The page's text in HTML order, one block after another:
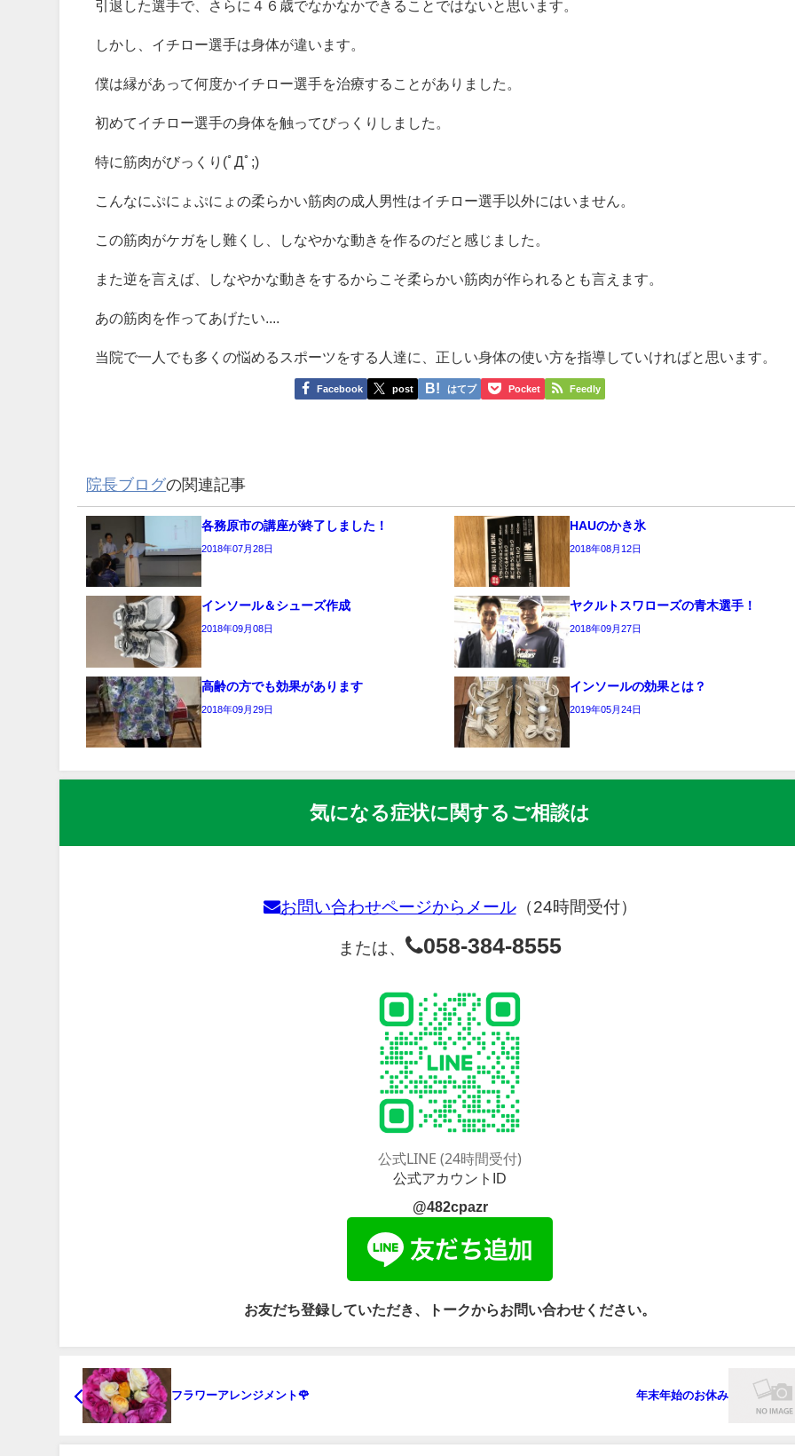
引退した選手で、さらに４６歳でなかなかできることではないと思います。
しかし、イチロー選手は身体が違います。
僕は縁があって何度かイチロー選手を治療することがありました。
初めてイチロー選手の身体を触ってびっくりしました。
特に筋肉がびっくり(ﾟДﾟ;)
こんなにぷにょぷにょの柔らかい筋肉の成人男性はイチロー選手以外にはいません。
この筋肉がケガをし難くし、しなやかな動きを作るのだと感じました。
また逆を言えば、しなやかな動きをするからこそ柔らかい筋肉が作られるとも言えます。
あの筋肉を作ってあげたい....
当院で一人でも多くの悩めるスポーツをする人達に、正しい身体の使い方を指導していければと思います。
Facebook post はてブ Pocket Feedly
院長ブログの関連記事
各務原市の講座が終了しました！
2018年07月28日
HAUのかき氷
2018年08月12日
インソール＆シューズ作成
2018年09月08日
ヤクルトスワローズの青木選手！
2018年09月27日
高齢の方でも効果があります
2018年09月29日
インソールの効果とは？
2019年05月24日
気になる症状に関するご相談は
お問い合わせページからメール（24時間受付）
または、 058-384-8555
公式LINE (24時間受付)
公式アカウントID
@482cpazr
お友だち登録していただき、トークからお問い合わせください。
フラワーアレンジメント🌹 年末年始のお休み